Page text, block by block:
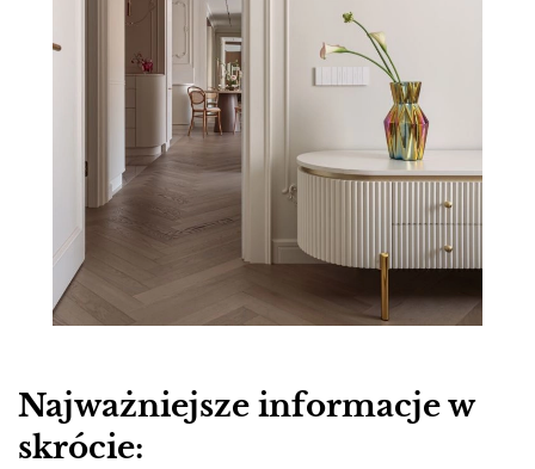
Najważniejsze informacje w
skrócie: